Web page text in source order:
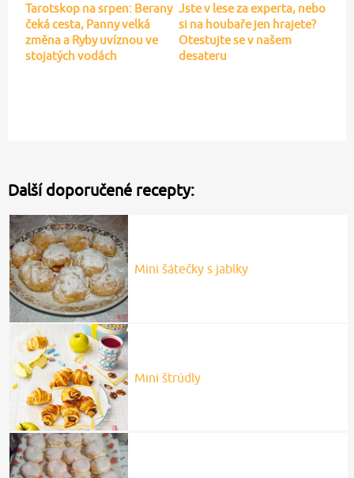
Tarotskop na srpen: Berany
čeká cesta, Panny velká
změna a Ryby uvíznou ve
stojatých vodách
Jste v lese za experta, nebo
si na houbaře jen hrajete?
Otestujte se v našem
desateru
Další doporučené recepty:
Mini šátečky s jablky
Mini štrúdly